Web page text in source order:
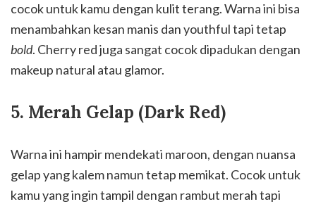
cocok untuk kamu dengan kulit terang. Warna ini bisa
menambahkan kesan manis dan youthful tapi tetap
bold. Cherry red juga sangat cocok dipadukan dengan
makeup natural atau glamor.
5. Merah Gelap (Dark Red)
Warna ini hampir mendekati maroon, dengan nuansa
gelap yang kalem namun tetap memikat. Cocok untuk
kamu yang ingin tampil dengan rambut merah tapi